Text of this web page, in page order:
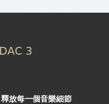
3
放每一個音樂細節